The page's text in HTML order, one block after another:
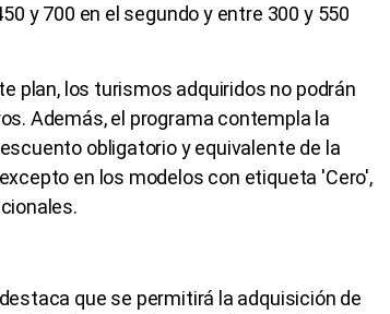
y 700 en el segundo y entre 300 y 550
plan, los turismos adquiridos no podrán
Además, el programa contempla la
obligatorio y equivalente de la
en los modelos con etiqueta 'Cero',
que se permitirá la adquisición de